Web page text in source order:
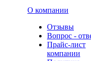
О компании
Отзывы
Вопрос -
Прайс-лист
компании